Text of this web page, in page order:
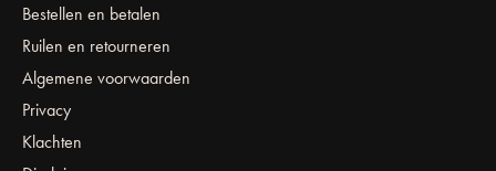
Bestellen en betalen
Ruilen en retourneren
Algemene voorwaarden
Privacy
Klachten